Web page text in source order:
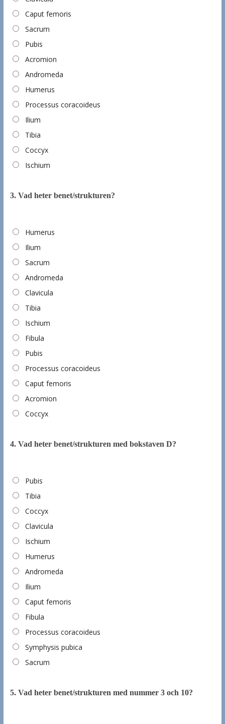
Caput femoris
Sacrum
Pubis
Acromion
Andromeda
Humerus
Processus coracoideus
Ilium
Tibia
Coccyx
Ischium
3. Vad heter benet/strukturen?
Humerus
Ilium
Sacrum
Andromeda
Clavicula
Tibia
Ischium
Fibula
Pubis
Processus coracoideus
Caput femoris
Acromion
Coccyx
4. Vad heter benet/strukturen med bokstaven D?
Pubis
Tibia
Coccyx
Clavicula
Ischium
Humerus
Andromeda
Ilium
Caput femoris
Fibula
Processus coracoideus
Symphysis pubica
Sacrum
5. Vad heter benet/strukturen med nummer 3 och 10?